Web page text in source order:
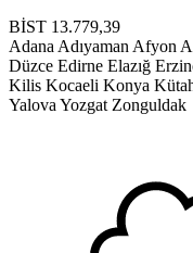
BİST 13.779,39
Adana Adıyaman Afyon
Düzce Edirne Elazığ
Kilis Kocaeli Konya
Yalova Yozgat Zonguldak